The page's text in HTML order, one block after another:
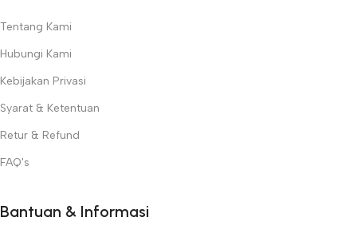
Tentang Kami
Hubungi Kami
Kebijakan Privasi
Syarat & Ketentuan
Retur & Refund
FAQ's
Bantuan & Informasi